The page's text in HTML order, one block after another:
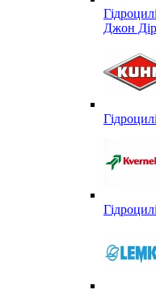
Джон Дір